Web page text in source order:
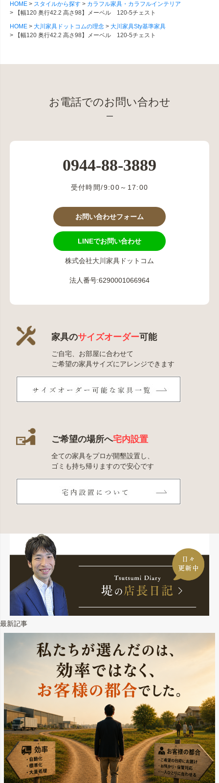
HOME スタイルから探す
カラフル家具・カラフルインテリア
【幅120 奥行42.2 高さ98】メーベル 120-5チェスト
HOME
大川家具ドットコムの理念
大川家具Sty基準家具
【幅120 奥行42.2 高さ98】メーベル 120-5チェスト
お電話でのお問い合わせ
0944-88-3889
受付時間/9:00～17:00
お問い合わせフォーム
LINEでお問い合わせ
株式会社大川家具ドットコム
法人番号:6290001066964
家具のサイズオーダー可能
ご自宅、お部屋に合わせて
ご希望の家具サイズにアレンジできます
ご希望の場所へ宅内設置
全ての家具をプロが開墾設置し、
ゴミも持ち帰りますので安心です
最新記事